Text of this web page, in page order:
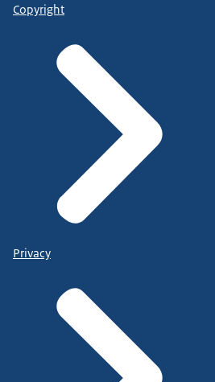
Copyright
Privacy